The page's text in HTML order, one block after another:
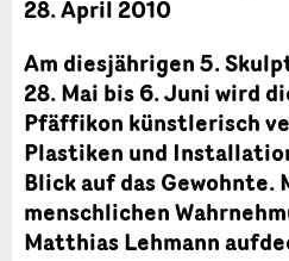
28. April 2010
Am diesjährigen 5.
28. Mai bis 6. Juni wird
Pfäffikon künstlerisch
Plastiken und
Blick auf das Gewohnte.
menschlichen
Matthias Lehmann